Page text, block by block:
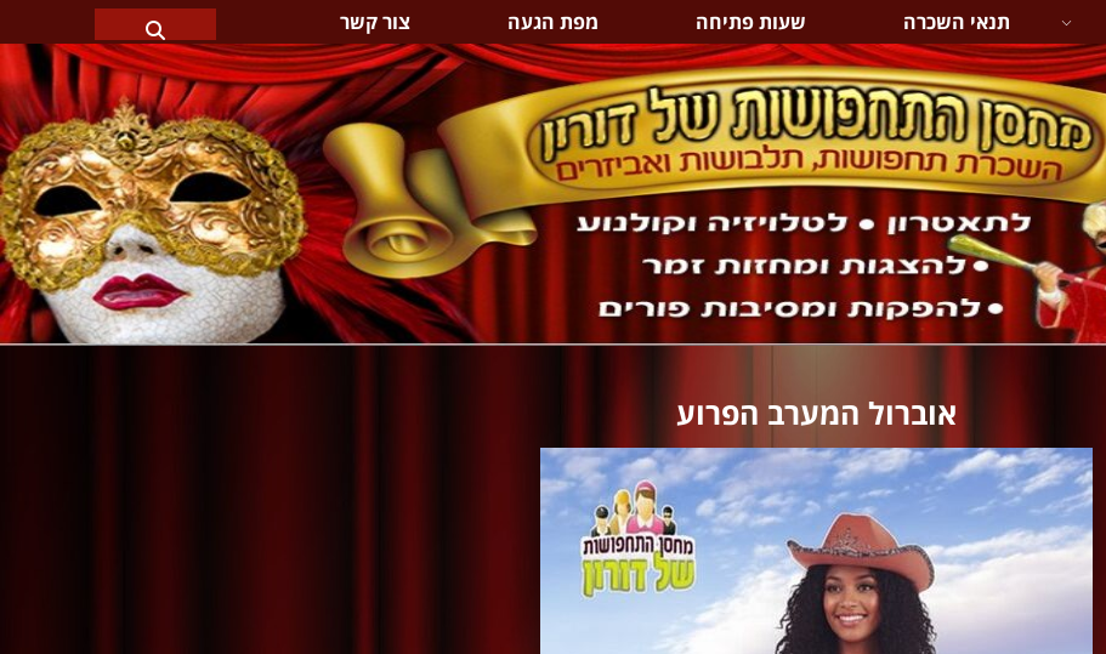
תנאי השכרה שעות פתיחה מפת הגעה צור קשר
אוברול המערב הפרוע